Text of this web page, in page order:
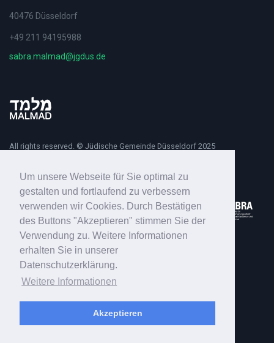
Um unsere Webseite für Sie optimal zu
gestalten und fortlaufend zu verbessern
verwenden wir Cookies. Durch Bestätigen
des Buttons "Akzeptieren" stimmen Sie der
Verwendung zu. Weitere Informationen
erhalten Sie in unserer
Datenschutzerklärung.
Weitere Informationen
Akzeptieren
40476 Düsseldorf
+49 211 94195988
sabra.malmad@jgdus.de
All rights reserved. © Jüdische Gemeinde Düsseldorf 2025